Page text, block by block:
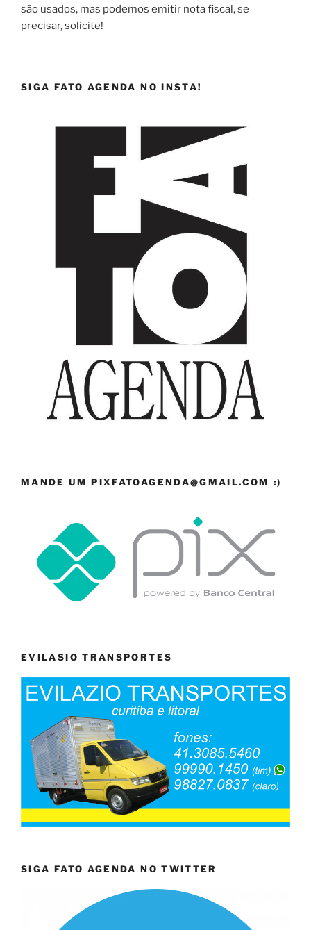
são usados, mas podemos emitir nota fiscal, se
precisar, solicite!
SIGA FATO AGENDA NO INSTA!
MANDE UM PIXFATOAGENDA@GMAIL.COM :)
EVILASIO TRANSPORTES
SIGA FATO AGENDA NO TWITTER